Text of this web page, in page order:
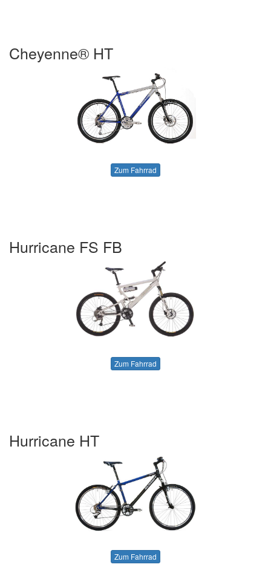
Cheyenne® HT
Zum Fahrrad
Hurricane FS FB
Zum Fahrrad
Hurricane HT
Zum Fahrrad